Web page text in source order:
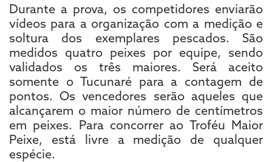
Durante a prova, os competidores enviarão
vídeos para a organização com a medição e
soltura dos exemplares pescados. São
medidos quatro peixes por equipe, sendo
validados os três maiores. Será aceito
somente o Tucunaré para a contagem de
pontos. Os vencedores serão aqueles que
alcançarem o maior número de centímetros
em peixes. Para concorrer ao Troféu Maior
Peixe, está livre a medição de qualquer
espécie.